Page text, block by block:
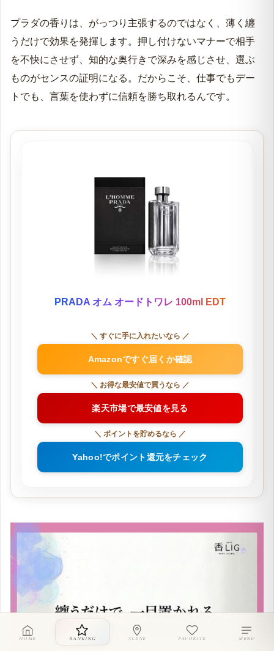
HOME RANKING SCENE FAVORITE MENU
プラダの香りは、がっつり主張するのではなく、薄く纏
うだけで効果を発揮します。押し付けないマナーで相手
を不快にさせず、知的な奥行きで深みを感じさせ、選ぶ
ものがセンスの証明になる。だからこそ、仕事でもデー
トでも、言葉を使わずに信頼を勝ち取れるんです。
PRADA オム オードトワレ 100ml EDT
＼ すぐに手に入れたいなら ／
Amazonですぐ届くか確認
＼ お得な最安値で買うなら ／
楽天市場で最安値を見る
＼ ポイントを貯めるなら ／
Yahoo!でポイント還元をチェック